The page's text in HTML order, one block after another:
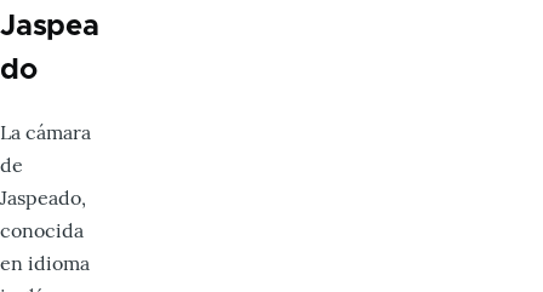
Jaspea
do
La cámara
de
Jaspeado,
conocida
en idioma